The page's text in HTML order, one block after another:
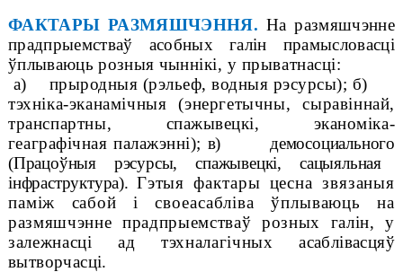
ФАКТАРЫ РАЗМЯШЧЭННЯ. На размяшчэнне
прадпрыемстваў асобных галін прамысловасці
ўплываюць розныя чыннікі, у прыватнасці:
а)
прыродныя (рэльеф, водныя рэсурсы); б)
тэхніка-эканамічныя (энергетычны, сыравіннай,
транспартны, спажывецкі, эканоміка-
геаграфічная палажэнні); в)
демосоциального
(Працоўныя рэсурсы, спажывецкі, сацыяльная
інфраструктура). Гэтыя фактары цесна звязаныя
паміж сабой і своеасабліва ўплываюць на
размяшчэнне прадпрыемстваў розных галін, у
залежнасці ад тэхналагічныхасаблівасцяў
вытворчасці.